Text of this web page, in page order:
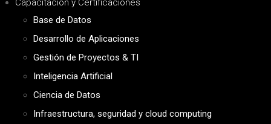
Capacitación y Certificaciones
Base de Datos
Desarrollo de Aplicaciones
Gestión de Proyectos & TI
Inteligencia Artificial
Ciencia de Datos
Infraestructura, seguridad y cloud computing